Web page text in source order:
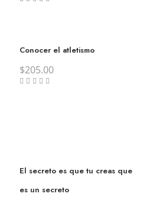
Conocer el atletismo
$205.00
El secreto es que tu creas que
es un secreto